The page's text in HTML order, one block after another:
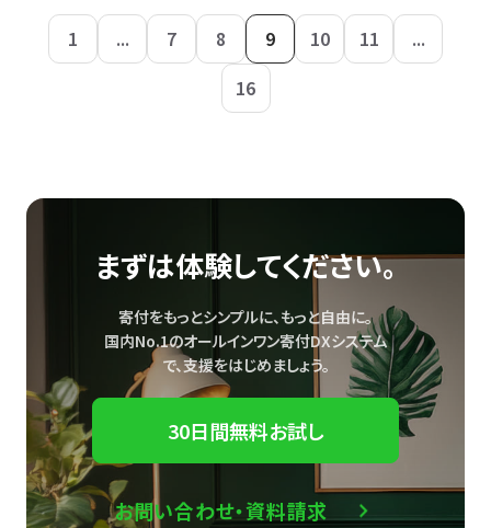
1 ... 7 8 9 10 11
...
16
まずは体験してください。
寄付をもっとシンプルに、もっと自由に。
国内No.1のオールインワン寄付DXシステム
で、支援をはじめましょう。
30日間無料お試し
お問い合わせ・資料請求